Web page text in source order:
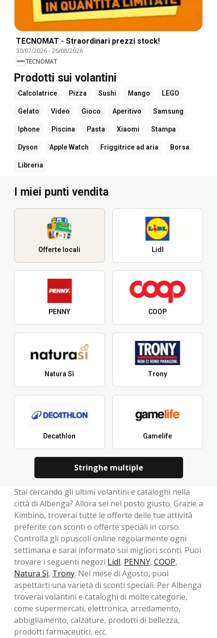
TECNOMAT - Straordinari prezzi stock!
30/07/2026-26/08/2026
TECNOMAT
Prodotti sui volantini
Calcolatrice Pizza Sushi Mango LEGO
Gelato Video Gioco Aperitivo Samsung
Iphone Piscina Pasta Xiaomi Stampa
Dyson Apple Watch Friggitrice ad aria Borsa
Libreria
I miei punti vendita
Offerte locali Lidl
PENNY COOP
Natura Sì Trony
Decathlon Gamelife
Stringhe multiple
Stai cercando gli ultimi volantini e cataloghi nella
città di Albenga? Allora sei nel posto giusto. Grazie a
Kimbino, troverai tutte le offerte delle tue attività
preferite con sconti o offerte speciali in corso.
Controlla gli opuscoli online regolarmente ogni
settimana e sarai informato sui migliori sconti. Puoi
trovare i seguenti negozi Lidl, PENNY, COOP,
Natura Sì, Trony. Nel mese di Agosto, ​​puoi
aspettarti una varietà di sconti speciali. Per Albenga
troverai volantini e cataloghi di molte categorie,
come supermercati, elettronica, arredamento,
abbigliamento, calzature, prodotti di bellezza,
prodotti farmaceutici, ecc.